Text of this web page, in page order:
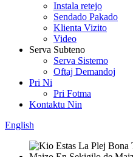
Instala retejo
Sendado Pakado
Klienta Vizito
Video
Serva Subteno
Serva Sistemo
Oftaj Demandoj
Pri Ni
Pri Fotma
Kontaktu Nin
English